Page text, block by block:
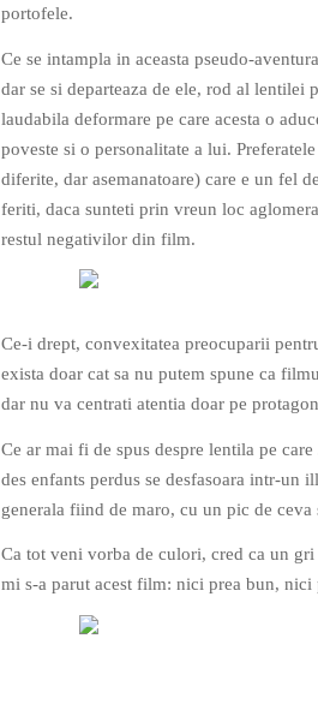
portofele.
Ce se intampla in aceasta pseudo-
dar se si departeaza de ele, rod al lentilei
laudabila deformare pe care acesta o
poveste si o personalitate a lui.
diferite, dar asemanatoare) care e un fel
feriti, daca sunteti prin vreun loc
restul negativilor din film.
Ce-i drept, convexitatea preocuparii
exista doar cat sa nu putem spune ca
dar nu va centrati atentia doar pe
Ce ar mai fi de spus despre lentila pe
des enfants perdus se desfasoara intr-un
generala fiind de maro, cu un pic de
Ca tot veni vorba de culori, cred ca un
mi s-a parut acest film: nici prea bun, nici